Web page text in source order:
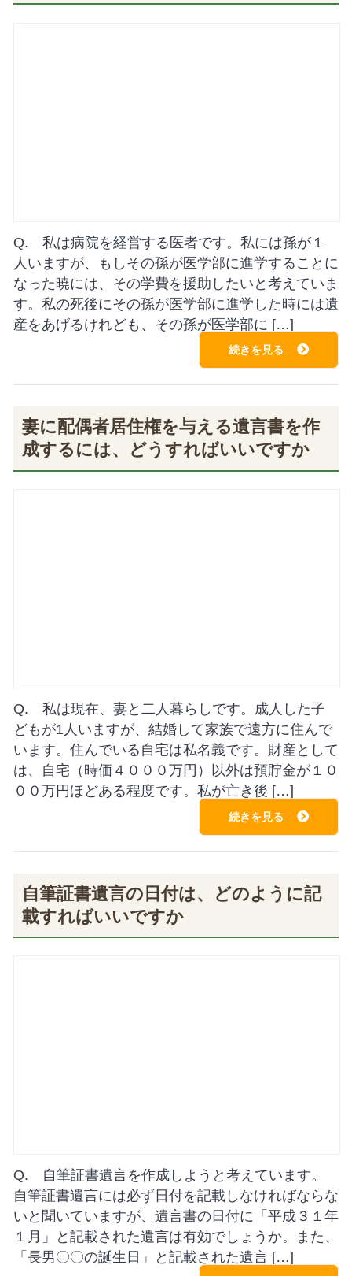
Q. 私は病院を経営する医者です。私には孫が１
人いますが、もしその孫が医学部に進学することに
なった暁には、その学費を援助したいと考えていま
す。私の死後にその孫が医学部に進学した時には遺
産をあげるけれども、その孫が医学部に […]
続きを見る
妻に配偶者居住権を与える遺言書を作
成するには、どうすればいいですか
Q. 私は現在、妻と二人暮らしです。成人した子
どもが1人いますが、結婚して家族で遠方に住んで
います。住んでいる自宅は私名義です。財産として
は、自宅（時価４０００万円）以外は預貯金が１０
００万円ほどある程度です。私が亡き後 […]
続きを見る
自筆証書遺言の日付は、どのように記
載すればいいですか
Q. 自筆証書遺言を作成しようと考えています。
自筆証書遺言には必ず日付を記載しなければならな
いと聞いていますが、遺言書の日付に「平成３１年
１月」と記載された遺言は有効でしょうか。また、
「長男〇〇の誕生日」と記載された遺言 […]